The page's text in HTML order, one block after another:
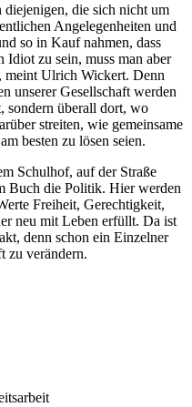
diejenigen, die sich nicht um
Angelegenheiten und
so in Kauf nahmen, dass
Idiot zu sein, muss man aber
meint Ulrich Wickert. Denn
unserer Gesellschaft werden
sondern überall dort, wo
streiten, wie gemeinsame
besten zu lösen seien.
Schulhof, auf der Straße
Buch die Politik. Hier werden
Freiheit, Gerechtigkeit,
neu mit Leben erfüllt. Da ist
denn schon ein Einzelner
zu verändern.